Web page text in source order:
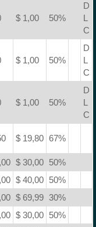
$ 1,00 50%
D
L
C
$ 1,00 50%
D
L
C
$ 1,00 50%
D
L
C
$ 19,80 67%
$ 30,00
50%
$ 40,00
50%
$ 69,99 30%
$ 30,00
50%